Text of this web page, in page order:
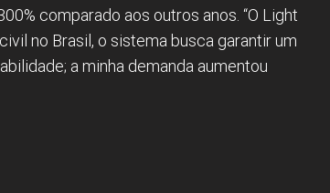
comparado aos outros anos. “O Light
no Brasil, o sistema busca garantir um
a minha demanda aumentou